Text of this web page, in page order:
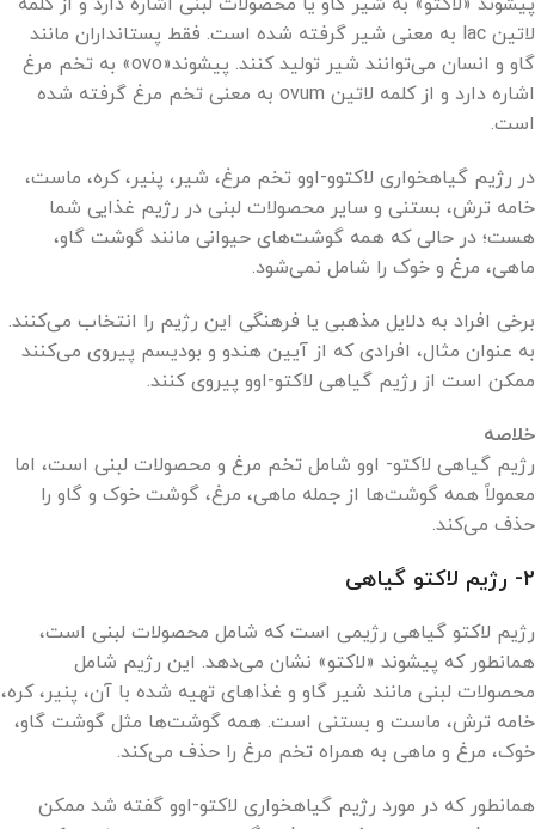
لاتین lac به معنی شیر گرفته شده است. فقط پستانداران مانند
گاو و انسان می‌توانند شیر تولید کنند. پیشوند«ovo» به تخم مرغ
اشاره دارد و از کلمه لاتین ovum به معنی تخم مرغ گرفته شده
است.
در رژیم گیاهخواری لاکتوو-اوو تخم مرغ، شیر، پنیر، کره، ماست،
خامه ترش، بستنی و سایر محصولات لبنی در رژیم غذایی شما
هست؛ در حالی که همه گوشت‌های حیوانی مانند گوشت گاو،
ماهی، مرغ و خوک را شامل نمی‌شود.
برخی افراد به دلایل مذهبی یا فرهنگی این رژیم را انتخاب می‌کنند.
به عنوان مثال، افرادی که از آیین هندو و بودیسم پیروی می‌کنند
ممکن است از رژیم گیاهی لاکتو-اوو پیروی کنند.
خلاصه
رژیم گیاهی لاکتو- اوو شامل تخم مرغ و محصولات لبنی است، اما
معمولاً همه گوشت‌ها از جمله ماهی، مرغ، گوشت خوک و گاو را
حذف می‌کند.
2- رژیم لاکتو گیاهی
رژیم لاکتو گیاهی رژیمی است که شامل محصولات لبنی است،
همانطور که پیشوند «لاکتو» نشان می‌دهد. این رژیم شامل
محصولات لبنی مانند شیر گاو و غذاهای تهیه شده با آن، پنیر، کره،
خامه ترش، ماست و بستنی است. همه گوشت‌ها مثل گوشت گاو،
خوک، مرغ و ماهی به همراه تخم مرغ را حذف می‌کند.
همانطور که در مورد رژیم گیاهخواری لاکتو-اوو گفته شد ممکن